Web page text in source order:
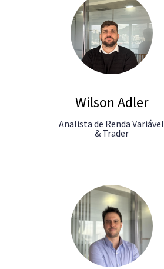
Wilson Adler
Analista de Renda Variável
& Trader